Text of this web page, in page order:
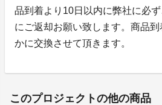
品到着より10日以内に弊社に必
にご返却お願い致します。商品
かに交換させて頂きます。
このプロジェクトの他の商品